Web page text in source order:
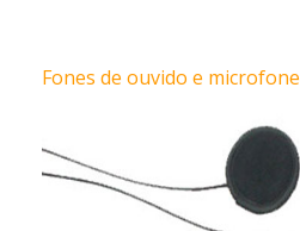
Fones de ouvido e microfone